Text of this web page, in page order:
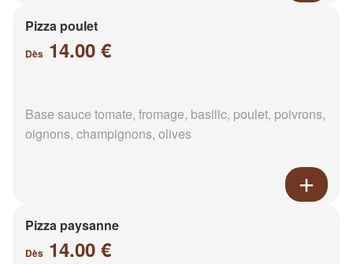
Pizza poulet
Dès 14.00 €
Base sauce tomate, fromage, basilic, poulet, poivrons,
oignons, champignons, olives
Pizza paysanne
Dès 14.00 €